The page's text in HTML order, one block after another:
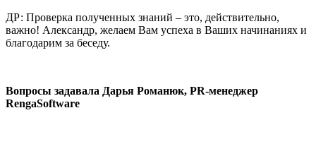
ДР: Проверка полученных знаний – это, действительно,
важно! Александр, желаем Вам успеха в Ваших начинаниях и
благодарим за беседу.
Вопросы задавала Дарья Романюк, PR-менеджер
RengaSoftware